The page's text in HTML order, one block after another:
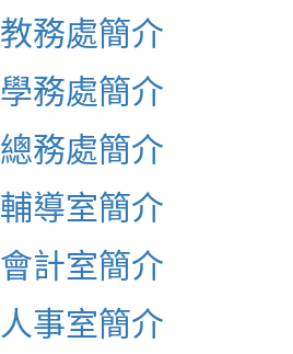
教務處簡介
學務處簡介
總務處簡介
輔導室簡介
會計室簡介
人事室簡介